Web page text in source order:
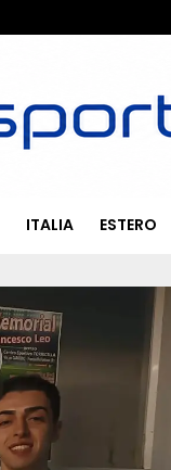
ITALIA ESTERO